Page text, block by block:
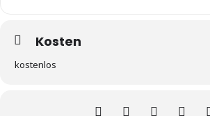
Kosten
kostenlos